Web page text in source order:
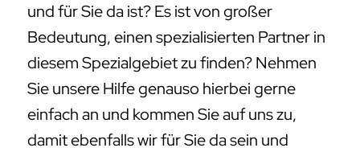
und für Sie da ist? Es ist von großer
Bedeutung, einen spezialisierten Partner in
diesem Spezialgebiet zu finden? Nehmen
Sie unsere Hilfe genauso hierbei gerne
einfach an und kommen Sie auf uns zu,
damit ebenfalls wir für Sie da sein und